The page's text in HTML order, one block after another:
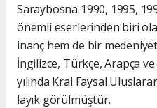
Saraybosna 1990, 1995,
önemli eserlerinden biri
inanç hem de bir
İngilizce, Türkçe, Arapça ve
yılında Kral Faysal
layık görülmüştür.